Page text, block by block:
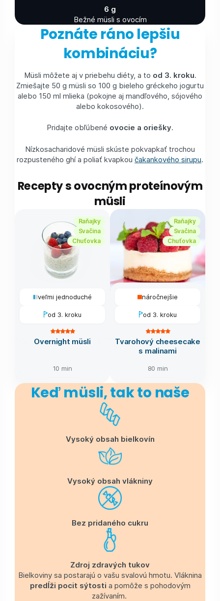
6 g
Bežné müsli s ovocím
Poznáte ráno lepšiu
kombináciu?
Müsli môžete aj v priebehu diéty, a to od 3. kroku.
Zmiešajte 50 g müsli so 100 g bieleho gréckeho jogurtu
alebo 150 ml mlieka (pokojne aj mandľového, sójového
alebo kokosového).
Pridajte obľúbené ovocie a oriešky.
Nízkosacharidové müsli skúste pokvapkať trochou
rozpusteného ghí a poliať kvapkou čakankového sirupu.
Recepty s ovocným proteínovým
müsli
Raňajky
Svačina
Chuťovka
veľmi jednoduché
od 3. kroku
Overnight müsli
10 min
Raňajky
Svačina
Chuťovka
náročnejšie
od 3. kroku
Tvarohový cheesecake
s malinami
80 min
Keď müsli, tak to naše
Vysoký obsah bielkovín
Vysoký obsah vlákniny
Bez pridaného cukru
Zdroj zdravých tukov
Bielkoviny sa postarajú o vašu svalovú hmotu. Vláknina
predĺži pocit sýtosti a pomôže s pohodovým
zažívaním.